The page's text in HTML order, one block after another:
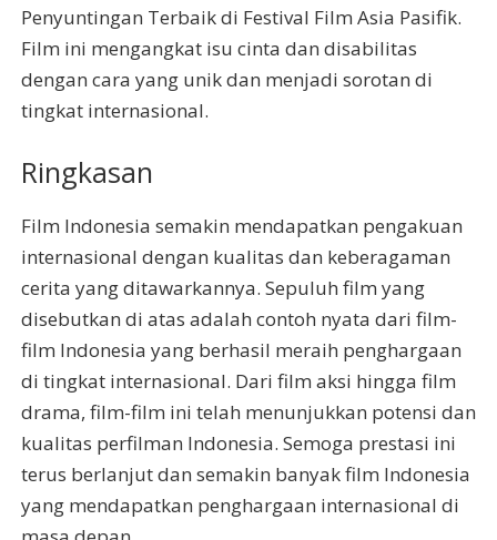
Penyuntingan Terbaik di Festival Film Asia Pasifik.
Film ini mengangkat isu cinta dan disabilitas
dengan cara yang unik dan menjadi sorotan di
tingkat internasional.
Ringkasan
Film Indonesia semakin mendapatkan pengakuan
internasional dengan kualitas dan keberagaman
cerita yang ditawarkannya. Sepuluh film yang
disebutkan di atas adalah contoh nyata dari film-
film Indonesia yang berhasil meraih penghargaan
di tingkat internasional. Dari film aksi hingga film
drama, film-film ini telah menunjukkan potensi dan
kualitas perfilman Indonesia. Semoga prestasi ini
terus berlanjut dan semakin banyak film Indonesia
yang mendapatkan penghargaan internasional di